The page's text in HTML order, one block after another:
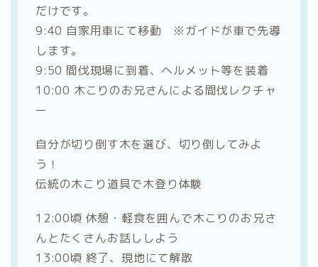
だけです。
9:40 自家用車にて移動 ※ガイドが車で先導
します。
9:50 間伐現場に到着、ヘルメット等を装着
10:00 木こりのお兄さんによる間伐レクチャ
ー
自分が切り倒す木を選び、切り倒してみよ
う！
伝統の木こり道具で木登り体験
12:00頃 休憩・軽食を囲んで木こりのお兄さ
んとたくさんお話ししよう
13:00頃 終了、現地にて解散